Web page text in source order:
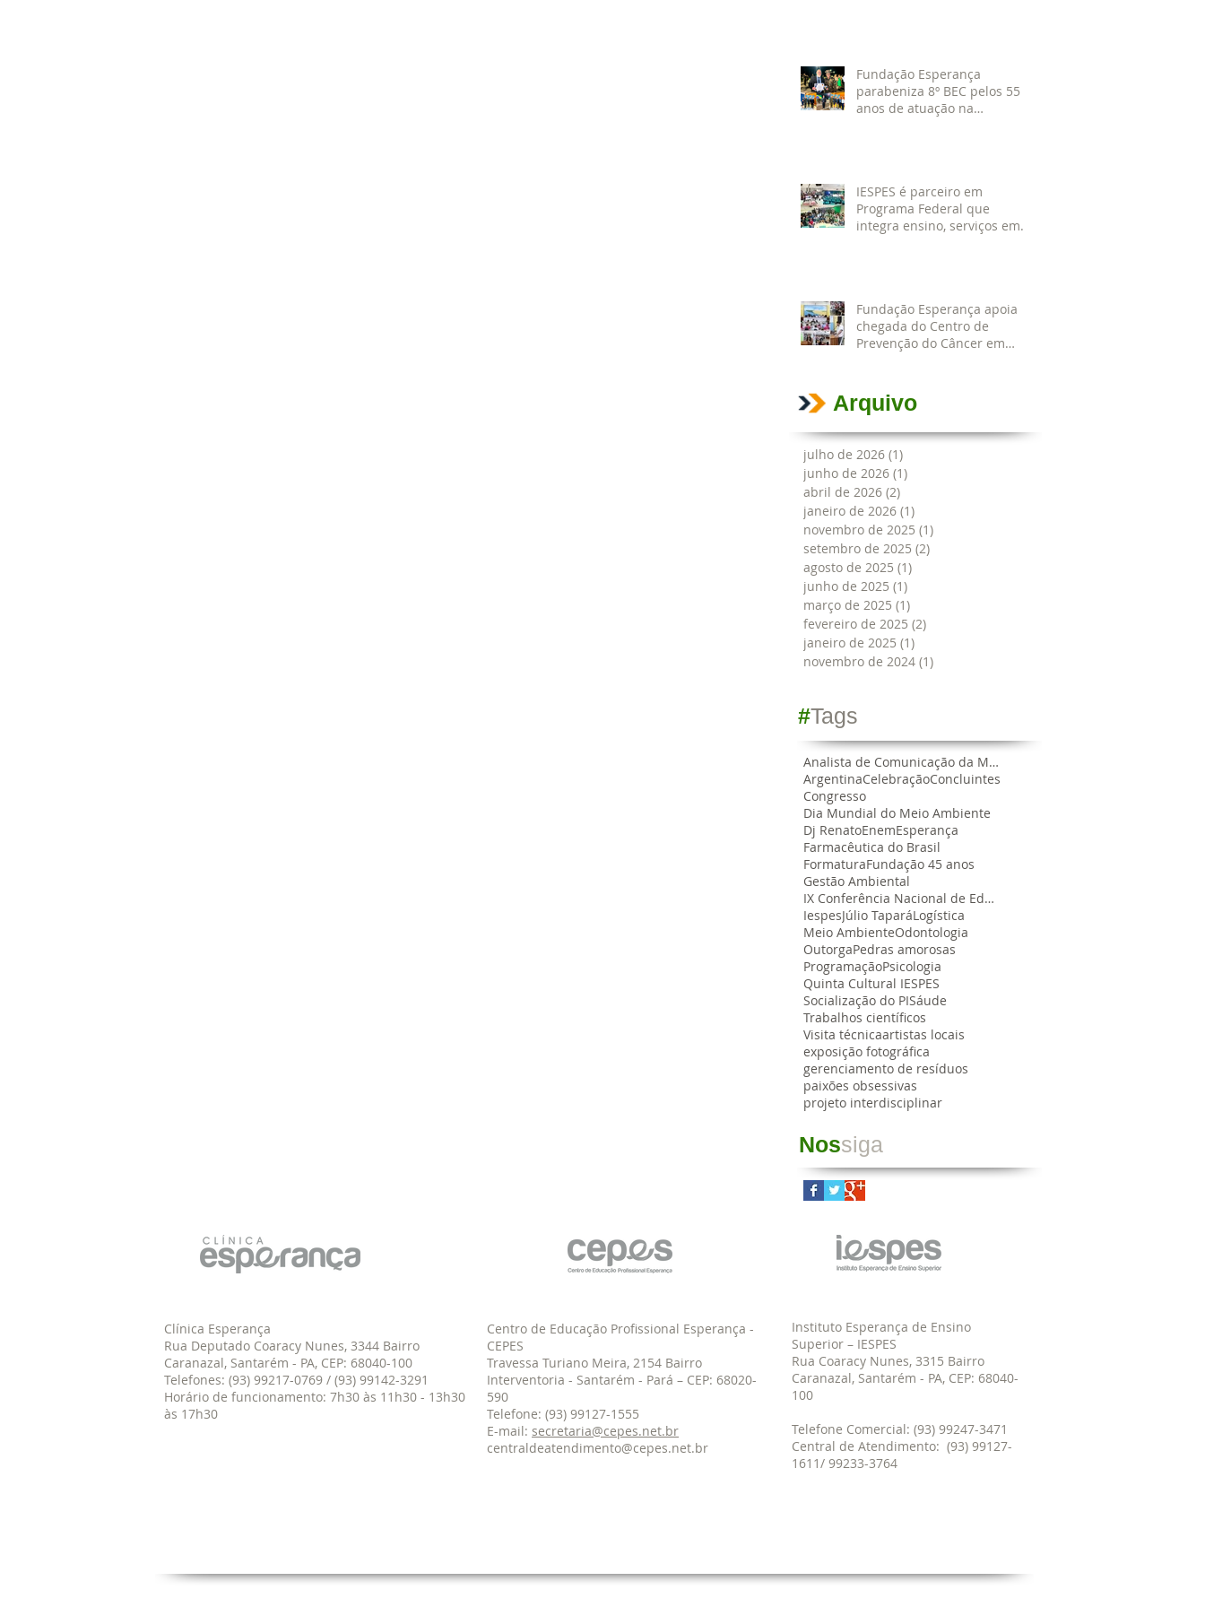
Fundação Esperança
parabeniza 8º BEC pelos 55
anos de atuação na
IESPES é parceiro em
Programa Federal que
integra ensino, serviços em
Fundação Esperança apoia
chegada do Centro de
Prevenção do Câncer em
formação acadêmica
Arquivo
julho de 2026 (1)
junho de 2026 (1)
abril de 2026 (2)
janeiro de 2026 (1)
novembro de 2025 (1)
setembro de 2025 (2)
agosto de 2025 (1)
junho de 2025 (1)
março de 2025 (1)
fevereiro de 2025 (2)
janeiro de 2025 (1)
novembro de 2024 (1)
#Tags
Analista de Comunicação da MRN
ArgentinaCelebraçãoConcluintes
Congresso
Dia Mundial do Meio Ambiente
Dj RenatoEnemEsperança
Farmacêutica do Brasil
FormaturaFundação 45 anos
Gestão Ambiental
IX Conferência Nacional de Educação Farmacêutica
IespesJúlio TaparáLogística
Meio AmbienteOdontologia
OutorgaPedras amorosas
ProgramaçãoPsicologia
Quinta Cultural IESPES
Socialização do PISáude
Trabalhos científicos
Visita técnicaartistas locais
exposição fotográfica
gerenciamento de resíduos
paixões obsessivas
projeto interdisciplinar
Nossiga
Clínica Esperança
Rua Deputado Coaracy Nunes, 3344 Bairro
Caranazal, Santarém - PA, CEP: 68040-100
Telefones: (93) 99217-0769 / (93) 99142-3291
Horário de funcionamento: 7h30 às 11h30 - 13h30
às 17h30
Centro de Educação Profissional Esperança -
CEPES
Travessa Turiano Meira, 2154 Bairro
Interventoria - Santarém - Pará – CEP: 68020-
590
Telefone: (93) 99127-1555
E-mail: secretaria@cepes.net.br
centraldeatendimento@cepes.net.br
Instituto Esperança de Ensino
Superior – IESPES
Rua Coaracy Nunes, 3315 Bairro
Caranazal, Santarém - PA, CEP: 68040-
100
Telefone Comercial: (93) 99247-3471
Central de Atendimento: (93) 99127-
1611/ 99233-3764